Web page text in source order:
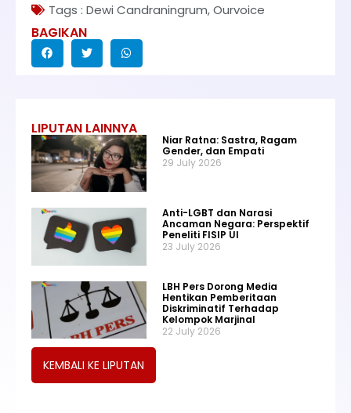
Tags : Dewi Candraningrum,Ourvoice
BAGIKAN
LIPUTAN LAINNYA
Niar Ratna: Sastra, Ragam
Gender, dan Empati
29 July 2026
Anti-LGBT dan Narasi
Ancaman Negara: Perspektif
Peneliti FISIP UI
23 July 2026
LBH Pers Dorong Media
Hentikan Pemberitaan
Diskriminatif Terhadap
Kelompok Marjinal
22 July 2026
KEMBALI KE LIPUTAN